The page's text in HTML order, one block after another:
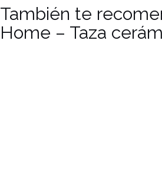
También te
Home – Taza